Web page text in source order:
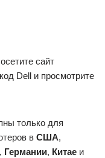
сайт
Dell и просмотрите
только для
в США,
, Германии, Китае и